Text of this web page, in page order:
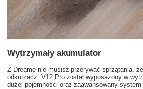
Wytrzymały akumulator
Z Dreame nie musisz przerywać sprzątania,
odkurzacz. V12 Pro został wyposażony w
dużej pojemności oraz zaawansowany system